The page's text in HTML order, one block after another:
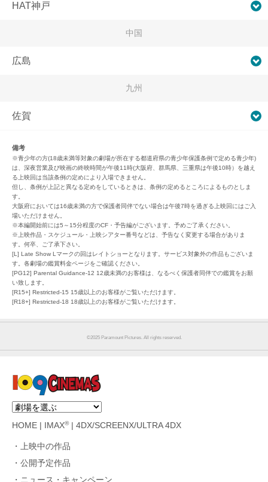
HAT神戸
中国
広島
九州
佐賀
備考
※青少年の方(18歳未満等対象の劇場が所在する都道府県の青少年保護条例で定める青少年)
は、深夜営業及び映画の終映時間が午後11時(大阪府、群馬県、三重県は午後10時）を越え
る上映回は当該条例の定めにより入場できません。
但し、条例が上記と異なる定めをしているときは、条例の定めるところによるものとしま
す。
大阪府においては16歳未満の方で保護者同伴でない場合は午後7時を過ぎる上映回にはご入
場いただけません。
※本編開始前には5～15分程度のCF・予告編がございます。予めご了承ください。
※上映作品・スケジュール・上映シアター番号などは、予告なく変更する場合がありま
す。何卒、ご了承下さい。
[L] Late Show Lマークの回はレイトショーとなります。サービス対象外の作品もございま
す。各劇場の鑑賞料金ページをご確認ください。
[PG12] Parental Guidance-12 12歳未満のお客様は、なるべく保護者同伴での鑑賞をお願
い致します。
[R15+] Restricted-15 15歳以上のお客様がご覧いただけます。
[R18+] Restricted-18 18歳以上のお客様がご覧いただけます。
©︎2025 Paramount Pictures. All rights reserved.
HOME IMAX®| 4DX/SCREENX/ULTRA 4DX
上映中の作品
公開予定作品
ニュース・キャンペーン